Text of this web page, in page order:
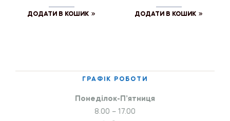
ДОДАТИ В КОШИК ДОДАТИ В КОШИК
ГРАФІК РОБОТИ
Понеділок-П’ятниця
8.00 – 17.00